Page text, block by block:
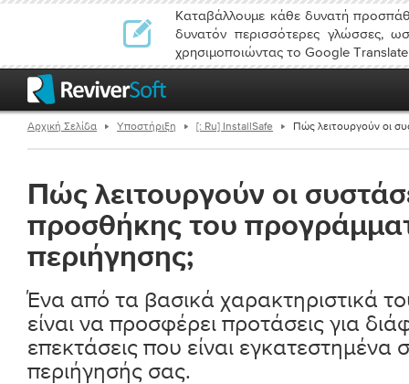
Καταβάλλουμε κάθε δυνατή
δυνατόν περισσότερες γλώσσες,
χρησιμοποιώντας το Google
Αρχική Σελίδα Υποστήριξη [: Ru] InstallSafe Πώς λειτουργούν οι
Πώς λειτουργούν οι
προσθήκης του
περιήγησης;
Ένα από τα βασικά χαρακτηριστικά
είναι να προσφέρει προτάσεις για
επεκτάσεις που είναι
περιήγησής σας.